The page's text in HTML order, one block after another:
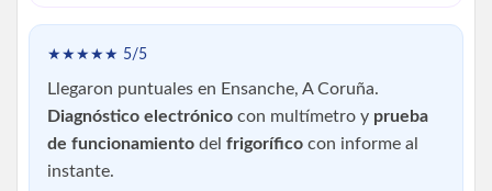
★★★★★ 5/5
Llegaron puntuales en Ensanche, A Coruña.
Diagnóstico electrónico con multímetro y prueba
de funcionamiento del frigorífico con informe al
instante.